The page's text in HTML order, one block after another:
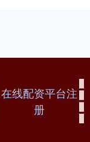
在线配资平台注
册